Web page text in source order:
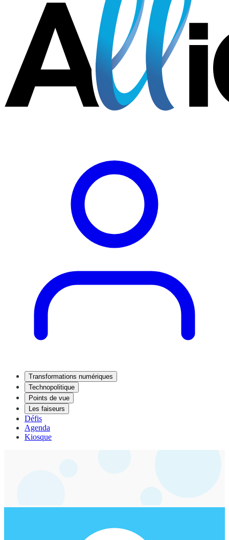
Transformations numériques
Technopolitique
Points de vue
Les faiseurs
Défis
Agenda
Kiosque